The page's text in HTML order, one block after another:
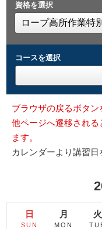
資格を選択
コースを選択
ブラウザの戻るボタン
他ページへ遷移され
ます。
カレンダーより講習日
日
SUN
月
MON
火